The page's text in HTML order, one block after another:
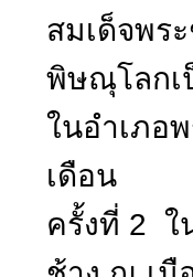
สมเด็จพร
พิษณุโลกเ
ในอำเภอ
เดือน
ครั้งที่ 2 ใ